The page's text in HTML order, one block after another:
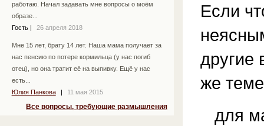
работаю. Начал задавать мне вопросы о моём
образе...
Гость
26 апреля 2018
Мне 15 лет, брату 14 лет. Наша мама получает за
нас пенсию по потере кормильца (у нас погиб
отец), но она тратит её на выпивку. Ещё у нас
есть...
Юлия Панкова
11 мая 2015
Все вопросы, требующие размышления
Если
другие
же
для